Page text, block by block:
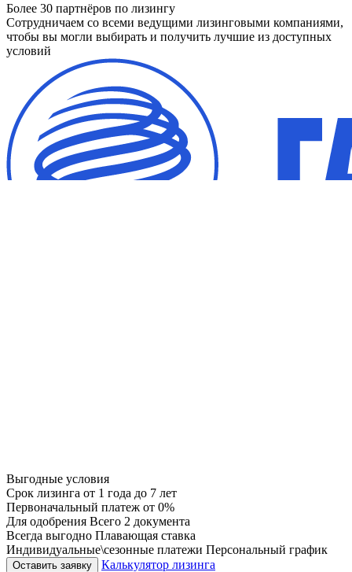
Более 30 партнёров по лизингу
Сотрудничаем со всеми ведущими лизинговыми компаниями,
чтобы вы могли выбирать и получить лучшие из доступных
условий
Выгодные условия
Срок лизинга от 1 года до 7 лет
Первоначальный платеж от 0%
Для одобрения Всего 2 документа
Всегда выгодно Плавающая ставка
Индивидуальные\сезонные платежи Персональный график
Оставить заявку Калькулятор лизинга